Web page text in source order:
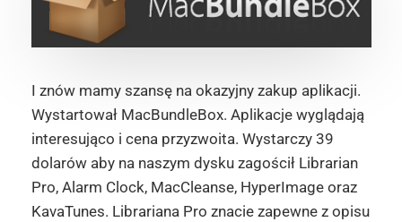
I znów mamy szansę na okazyjny zakup aplikacji.
Wystartował MacBundleBox. Aplikacje wyglądają
interesująco i cena przyzwoita. Wystarczy 39
dolarów aby na naszym dysku zagościł Librarian
Pro, Alarm Clock, MacCleanse, HyperImage oraz
KavaTunes. Librariana Pro znacie zapewne z opisu